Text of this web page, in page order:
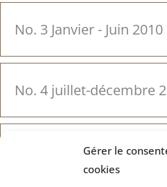
Gérer le
cookies
No. 3 Janvier - Juin 2010
No. 4 juillet-décembre
N° 1 Janvier-juin 2009